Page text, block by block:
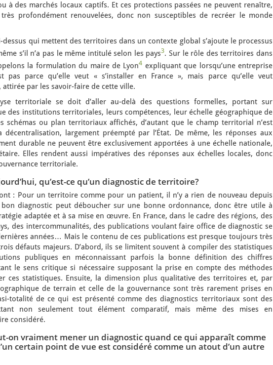
à des marchés locaux captifs. Et ces protections passées ne peuvent renaître,
profondément renouvelées, donc non susceptibles de recréer le monde
qui mettent des territoires dans un contexte global s’ajoute le processus
s’il n’a pas le même intitulé selon les pays3. Sur le rôle des territoires dans
la formulation du maire de Lyon4 expliquant que lorsqu’une entreprise
pas parce qu’elle veut « s’installer en France », mais parce qu’elle veut
attirée par les savoir-faire de cette ville.
territoriale se doit d’aller au-delà des questions formelles, portant sur
des institutions territoriales, leurs compétences, leur échelle géographique de
schémas ou plan territoriaux affichés, d’autant que le champ territorial n’est
décentralisation, largement préempté par l’État. De même, les réponses aux
durable ne peuvent être exclusivement apportées à une échelle nationale,
Elles rendent aussi impératives des réponses aux échelles locales, donc
territoriale.
qu’est-ce qu’un diagnostic de territoire?
: Pour un territoire comme pour un patient, il n’y a rien de nouveau depuis
diagnostic peut déboucher sur une bonne ordonnance, donc être utile à
adaptée et à sa mise en œuvre. En France, dans le cadre des régions, des
des intercommunalités, des publications voulant faire office de diagnostic se
années… Mais le contenu de ces publications est presque toujours très
défauts majeurs. D’abord, ils se limitent souvent à compiler des statistiques
publiques en méconnaissant parfois la bonne définition des chiffres
le sens critique si nécessaire supposant la prise en compte des méthodes
ces statistiques. Ensuite, la dimension plus qualitative des territoires et, par
de terrain et celle de la gouvernance sont très rarement prises en
totalité de ce qui est présenté comme des diagnostics territoriaux sont des
non seulement tout élément comparatif, mais même des mises en
considéré.
on vraiment mener un diagnostic quand ce qui apparaît comme
certain point de vue est considéré comme un atout d’un autre